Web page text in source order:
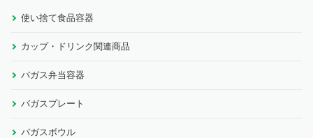
使い捨て食品容器
カップ・ドリンク関連商品
バガス弁当容器
バガスプレート
バガスボウル